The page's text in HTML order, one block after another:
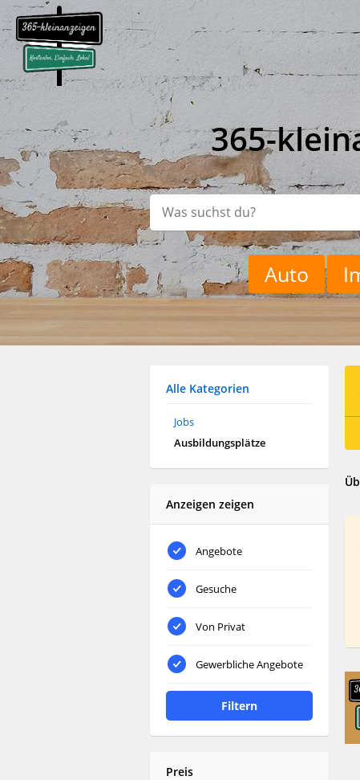
365-
Auto
Alle Kategorien
Jobs
Ausbildungsplätze
Anzeigen zeigen
Angebote
Gesuche
Von Privat
Gewerbliche Angebote
Filtern
Preis